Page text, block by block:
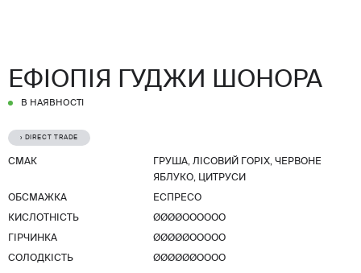
ЕФІОПІЯ ГУДЖИ ШОНОРА
В НАЯВНОСТІ
› DIRECT TRADE
СМАК
ГРУША, ЛІСОВИЙ ГОРІХ, ЧЕРВОНЕ
ЯБЛУКО, ЦИТРУСИ
ОБСМАЖКА ЕСПРЕСО
КИСЛОТНІСТЬ ØØØØОООООО
ГІРЧИНКА ØØØØØООООО
СОЛОДКІСТЬ ØØØØØØОООО